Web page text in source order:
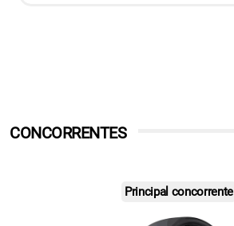
CONCORRENTES
Principal concorrente